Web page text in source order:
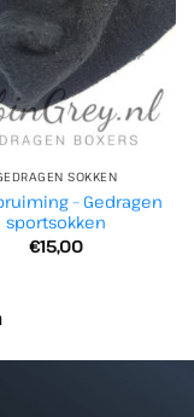
SOKKEN
– Gedragen
sportsokken
€15,00